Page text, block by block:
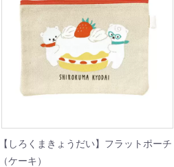
【しろくまきょうだい】フラットポーチ
（ケーキ）